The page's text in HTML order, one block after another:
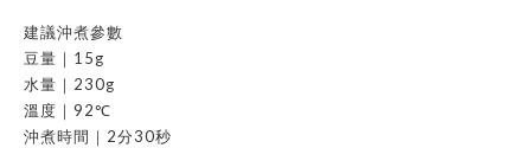
建議沖煮參數
豆量｜15g
水量｜230g
溫度｜92℃
沖煮時間｜2分30秒